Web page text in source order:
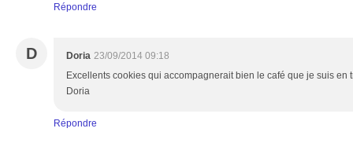
Répondre
D Doria 23/09/2014 09:18
Excellents cookies qui accompagnerait bien le café que je suis en
Doria
Répondre